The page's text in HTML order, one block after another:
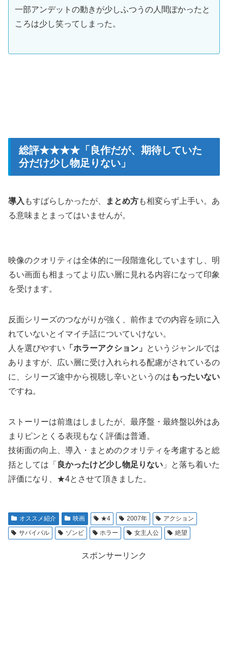
一部アンデットの動きが少しふつうの人間ぽかったと
ころは少し笑ってしまった。
総評★★★★「良作だが、期待していた
分だけ少し物足りない」
導入 もすばらしかったが、 まとめ方も相変らず上手い。あ
る意味まとまってはいませんが。
映像のクオリティは全体的に一段階進化していますし、明
るい画面も相まってより広い層に見れる内容になって印象
を受けます。
反面シリーズのつながりが強く、前作までの内容を頭に入
れていないとイマイチ話についていけない。
人を選びやすい 「ホラーアクション」
というジャンルでは
ありますが、広い層に受け入れられる配慮がされているの
に、シリーズ途中から視聴し辛いというのは もったいない
ですね。
ストーリーは前進はしましたが、最序盤・最終盤以外はあ
まりピンとくる表現もなく評価は普通。
技術面の向上、導入・まとめのクオリティを考慮すると総
括としては「 良かったけど少し物足りない 」と落ち着いた
評価になり、★4とさせて頂きました。
オススメ紹介 映画 ★4 2007年
アクション
サバイバル
ゾンビ ホラー 女主人公 絶望
スポンサーリンク